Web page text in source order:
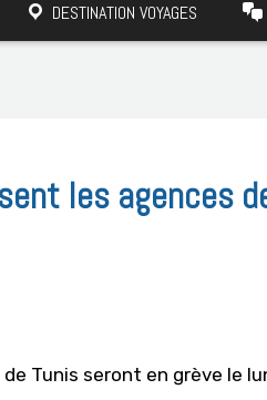
DESTINATION VOYAGES
les agences
Tunis seront en grève le